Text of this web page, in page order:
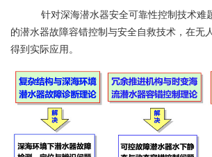
针对深海潜水器安全可靠性控制技术难
的潜水器故障容错控制与安全自救技术，在无
得到实际应用。